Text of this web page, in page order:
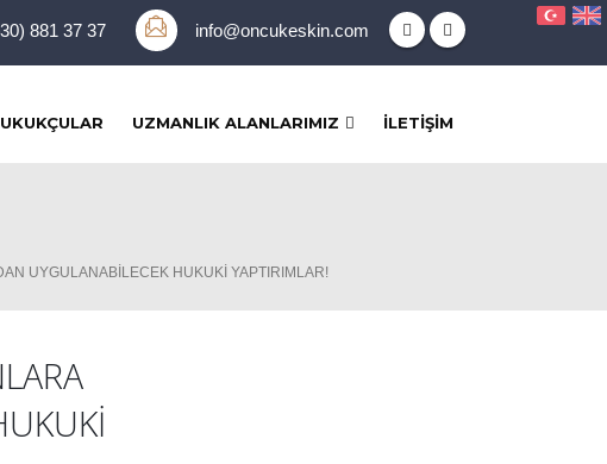
881 37 37 info@oncukeskin.com
UZMANLIK ALANLARIMIZ İLETIŞIM
UYGULANABİLECEK HUKUKİ YAPTIRIMLAR!